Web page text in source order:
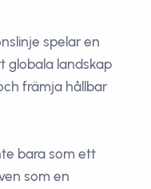
spelar en
globala landskap
främja hållbar
bara som ett
som en